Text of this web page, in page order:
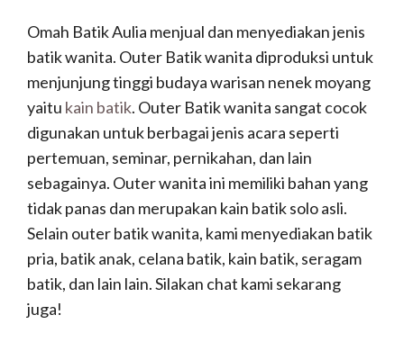
Omah Batik Aulia menjual dan menyediakan jenis
batik wanita. Outer Batik wanita diproduksi untuk
menjunjung tinggi budaya warisan nenek moyang
yaitu kain batik. Outer Batik wanita sangat cocok
digunakan untuk berbagai jenis acara seperti
pertemuan, seminar, pernikahan, dan lain
sebagainya. Outer wanita ini memiliki bahan yang
tidak panas dan merupakan kain batik solo asli.
Selain outer batik wanita, kami menyediakan batik
pria, batik anak, celana batik, kain batik, seragam
batik, dan lain lain. Silakan chat kami sekarang
juga!